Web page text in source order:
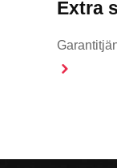
Extra